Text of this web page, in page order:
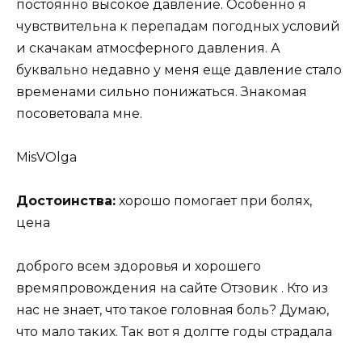
постоянно высокое давление. Особенно я
чувствительна к перепадам погодных условий
и скачакам атмосферного давления. А
буквально недавно у меня еще давление стало
временами сильно понижаться. Знакомая
посоветовала мне.
MisVOlga
Достоинства: хорошо помогает при болях,
цена
доброго всем здоровья и хорошего
времяпровождения на сайте Отзовик . Кто из
нас не знает, что такое головная боль? Думаю,
что мало таких. Так вот я долгте годы страдала